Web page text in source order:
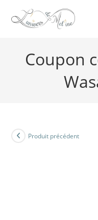
Coupon
Produit précédent